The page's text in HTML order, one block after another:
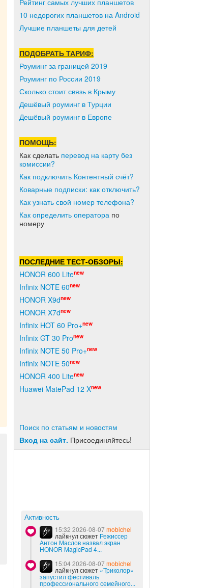
Рейтинг самых лучших планшетов
10 недорогих планшетов на Android
Лучшие планшеты для детей
ПОДОБРАТЬ ТАРИФ:
Роуминг за границей 2019
Роуминг по России 2019
Сколько стоит связь в Крыму
Дешёвый роуминг в Турции
Дешёвый роуминг в Европе
ПОМОЩЬ:
Как сделать перевод на карту без
комиссии?
Как подключить Контентный счёт?
Коварные подписки: как отключить?
Как узнать свой номер телефона?
Как определить оператора по
номеру
ПОСЛЕДНИЕ ТЕСТ-ОБЗОРЫ:
HONOR 600 Litenew
Infinix NOTE 60new
HONOR X9dnew
HONOR X7dnew
Infinix HOT 60 Pro+new
Infinix GT 30 Pronew
Infinix NOTE 50 Pro+new
Infinix NOTE 50new
HONOR 400 Litenew
Huawei MatePad 12 Xnew
Поиск по статьям и новостям
Вход на сайт. Присоединяйтесь!
Активность
15:32 2026-08-07mobichel
лайкнул сюжет Режиссер
Антон Маслов назвал экран
HONOR MagicPad 4...
15:04 2026-08-07mobichel
лайкнул сюжет «Триколор»
запустил фестиваль
профессионального семейного...